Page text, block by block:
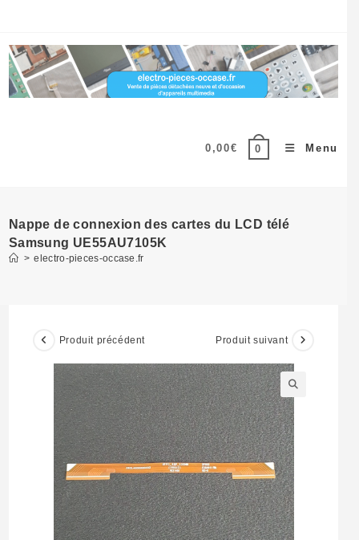
content
0,00€ 0 Menu
Nappe de connexion des cartes du LCD télé
Samsung UE55AU7105K
> electro-pieces-occase.fr
Produit précédent Produit suivant
🔍